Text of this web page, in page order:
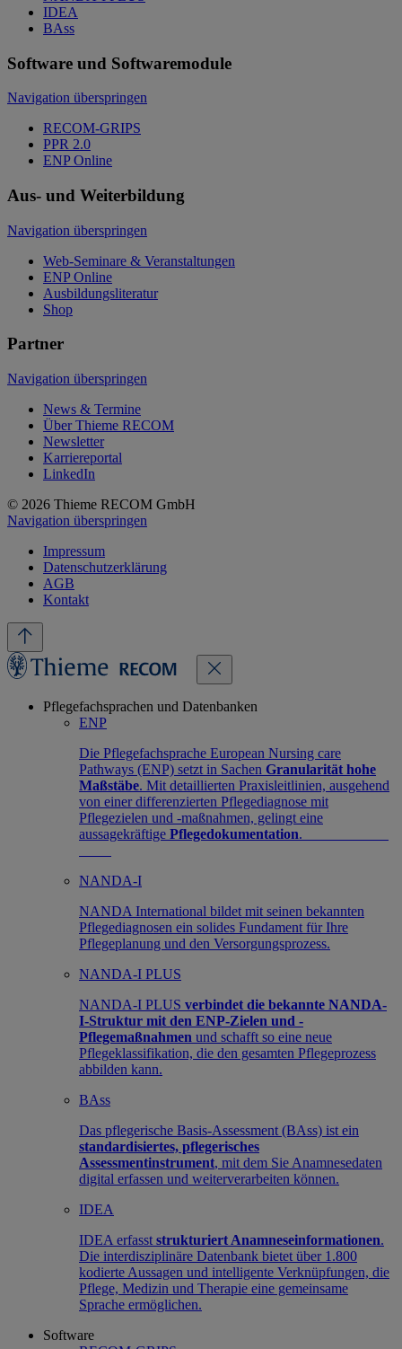
IDEA
BAss
Software und Softwaremodule
Navigation überspringen
RECOM-GRIPS
PPR 2.0
ENP Online
Aus- und Weiterbildung
Navigation überspringen
Web-Seminare & Veranstaltungen
ENP Online
Ausbildungsliteratur
Shop
Partner
Navigation überspringen
News & Termine
Über Thieme RECOM
Newsletter
Karriereportal
LinkedIn
© 2026 Thieme RECOM GmbH
Navigation überspringen
Impressum
Datenschutzerklärung
AGB
Kontakt
Pflegefachsprachen und Datenbanken
ENP
Die Pflegefachsprache European Nursing care
Pathways (ENP) setzt in Sachen Granularität hohe
Maßstäbe. Mit detaillierten Praxisleitlinien, ausgehend
von einer differenzierten Pflegediagnose mit
Pflegezielen und -maßnahmen, gelingt eine
aussagekräftige Pflegedokumentation.
NANDA-I
NANDA International bildet mit seinen bekannten
Pflegediagnosen ein solides Fundament für Ihre
Pflegeplanung und den Versorgungsprozess.
NANDA-I PLUS
NANDA-I PLUS verbindet die bekannte NANDA-
I-Struktur mit den ENP-Zielen und -
Pflegemaßnahmen und schafft so eine neue
Pflegeklassifikation, die den gesamten Pflegeprozess
abbilden kann.
BAss
Das pflegerische Basis-Assessment (BAss) ist ein
standardisiertes, pflegerisches
Assessmentinstrument, mit dem Sie Anamnesedaten
digital erfassen und weiterverarbeiten können.
IDEA
IDEA erfasst strukturiert Anamneseinformationen.
Die interdisziplinäre Datenbank bietet über 1.800
kodierte Aussagen und intelligente Verknüpfungen, die
Pflege, Medizin und Therapie eine gemeinsame
Sprache ermöglichen.
Software